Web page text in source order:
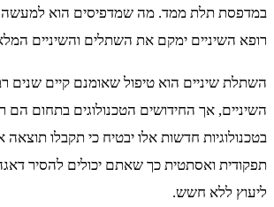
במדפסת תלת ממד. מה שמדפיסים הוא למעשה
רופא השיניים ימקם את השתלים והשיניים
השתלת שיניים הוא טיפול שאומנם קיים שנים
השיניים, אך החידושים הטכנולוגים בתחום הם
בטכנולוגיות חדשות אלו יבטיח כי תקבלו תוצאה
תפקודית ואסתטית כך שאתם יכולים להסיר
ליעוץ ללא חשש.